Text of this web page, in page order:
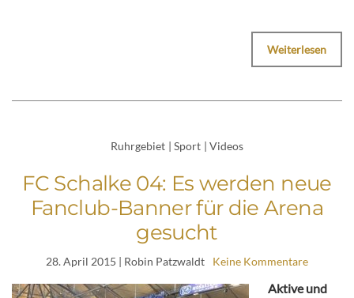
Weiterlesen
Ruhrgebiet | Sport | Videos
FC Schalke 04: Es werden neue
Fanclub-Banner für die Arena
gesucht
28. April 2015 | Robin Patzwaldt Keine Kommentare
Aktive und